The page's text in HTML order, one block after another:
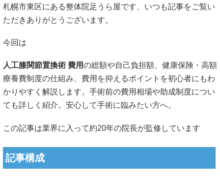
札幌市東区にある整体院足うら屋です、いつも記事をご覧い
ただきありがとうございます。
今回は
人工膝関節置換術 費用の総額や自己負担額、健康保険・高額
療養費制度の仕組み、費用を抑えるポイントを初心者にもわ
かりやすく解説します。手術前の費用相場や助成制度につい
ても詳しく紹介。安心して手術に臨みたい方へ。
この記事は業界に入って約20年の院長が監修しています
記事構成